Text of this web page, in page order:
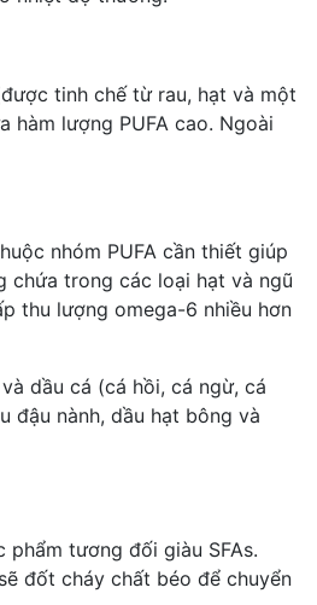
tinh chế từ rau, hạt và một
hàm lượng PUFA cao. Ngoài
nhóm PUFA cần thiết giúp
chứa trong các loại hạt và ngũ
thu lượng omega-6 nhiều hơn
dầu cá (cá hồi, cá ngừ, cá
đậu nành, dầu hạt bông và
tương đối giàu SFAs.
đốt cháy chất béo để chuyển